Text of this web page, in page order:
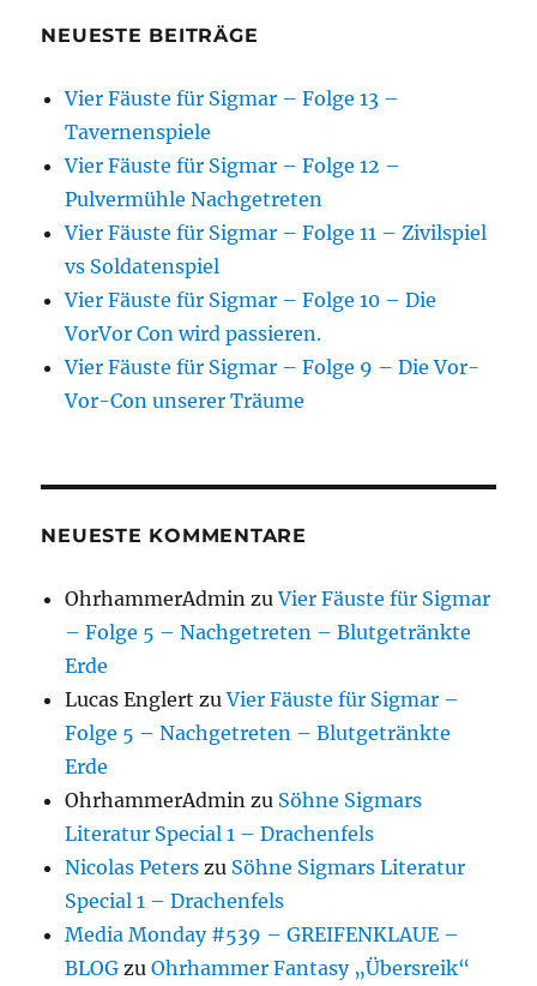
NEUESTE BEITRÄGE
Vier Fäuste für Sigmar – Folge 13 –
Tavernenspiele
Vier Fäuste für Sigmar – Folge 12 –
Pulvermühle Nachgetreten
Vier Fäuste für Sigmar – Folge 11 – Zivilspiel
vs Soldatenspiel
Vier Fäuste für Sigmar – Folge 10 – Die
VorVor Con wird passieren.
Vier Fäuste für Sigmar – Folge 9 – Die Vor-
Vor-Con unserer Träume
NEUESTE KOMMENTARE
OhrhammerAdmin zuVier Fäuste für Sigmar
– Folge 5 – Nachgetreten – Blutgetränkte
Erde
Lucas Englert zuVier Fäuste für Sigmar –
Folge 5 – Nachgetreten – Blutgetränkte
Erde
OhrhammerAdmin zu Söhne Sigmars
Literatur Special 1 – Drachenfels
Nicolas Peters zu Söhne Sigmars Literatur
Special 1 – Drachenfels
Media Monday #539 – GREIFENKLAUE –
BLOG zuOhrhammer Fantasy „Übersreik“